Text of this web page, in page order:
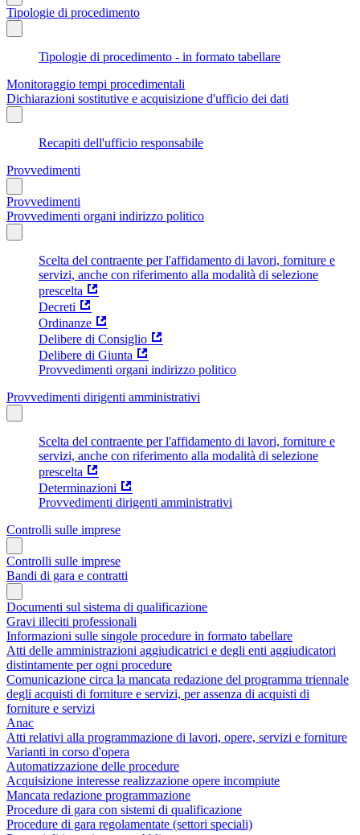
Tipologie di procedimento
Tipologie di procedimento - in formato tabellare
Monitoraggio tempi procedimentali
Dichiarazioni sostitutive e acquisizione d'ufficio dei dati
Recapiti dell'ufficio responsabile
Provvedimenti
Provvedimenti
Provvedimenti organi indirizzo politico
Scelta del contraente per l'affidamento di lavori, forniture e
servizi, anche con riferimento alla modalità di selezione
prescelta
Decreti
Ordinanze
Delibere di Consiglio
Delibere di Giunta
Provvedimenti organi indirizzo politico
Provvedimenti dirigenti amministrativi
Scelta del contraente per l'affidamento di lavori, forniture e
servizi, anche con riferimento alla modalità di selezione
prescelta
Determinazioni
Provvedimenti dirigenti amministrativi
Controlli sulle imprese
Controlli sulle imprese
Bandi di gara e contratti
Documenti sul sistema di qualificazione
Gravi illeciti professionali
Informazioni sulle singole procedure in formato tabellare
Atti delle amministrazioni aggiudicatrici e degli enti aggiudicatori
distintamente per ogni procedure
Comunicazione circa la mancata redazione del programma triennale
degli acquisti di forniture e servizi, per assenza di acquisti di
forniture e servizi
Anac
Atti relativi alla programmazione di lavori, opere, servizi e forniture
Varianti in corso d'opera
Automatizzazione delle procedure
Acquisizione interesse realizzazione opere incompiute
Mancata redazione programmazione
Procedure di gara con sistemi di qualificazione
Procedure di gara regolamentate (settori speciali)